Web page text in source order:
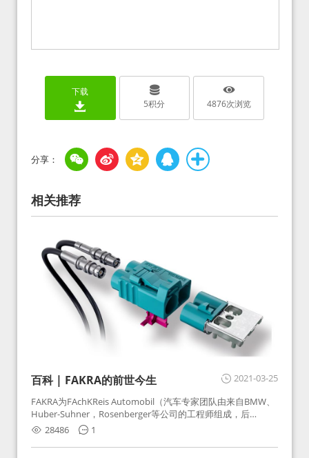
下载
5积分 4876次浏览
相关推荐
2021-03-25
百科 | FAKRA的前世今生
FAKRA为FAchKReis Automobil（汽车专家团队由来自BMW、
Huber-Suhner，Rosenberger等公司的工程师组成，后
Huber-Suhner相关连接器业务及技术在2010年并入
Rosenberger）缩写。起初为BMW需求用于车载收音机天线连
接，如今FAKRA已成为汽车行业通用标准的射频连接器，被业
28486 1